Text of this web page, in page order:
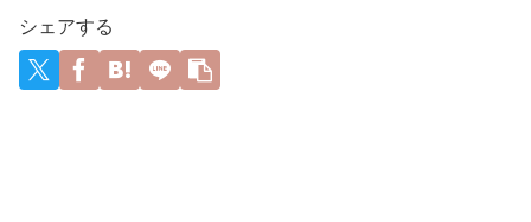
1.7キロの
追突
駐車場無
料…大人
29700円
に 秋田
シェアする